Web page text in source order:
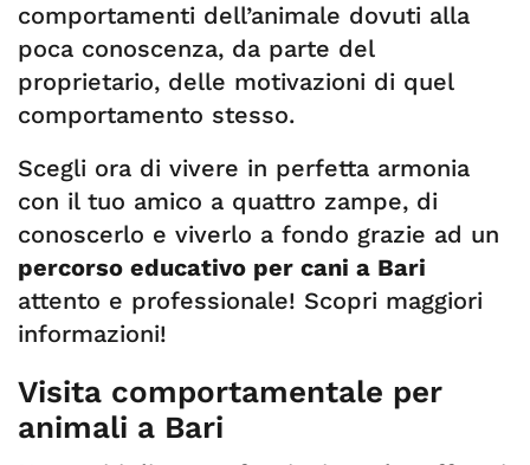
comportamenti dell’animale dovuti alla
poca conoscenza, da parte del
proprietario, delle motivazioni di quel
comportamento stesso.
Scegli ora di vivere in perfetta armonia
con il tuo amico a quattro zampe, di
conoscerlo e viverlo a fondo grazie ad un
percorso educativo per cani a Bari
attento e professionale! Scopri maggiori
informazioni!
Visita comportamentale per
animali a Bari